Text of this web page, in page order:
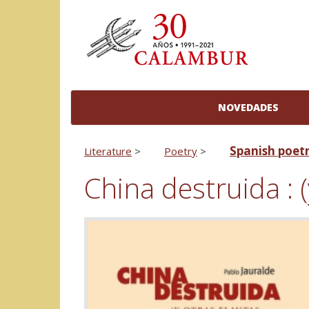
NOVEDADES
Literature > Poetry > Spanish
China destruida :